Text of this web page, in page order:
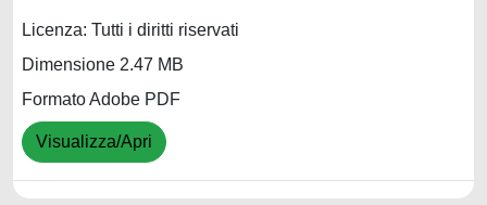
Licenza: Tutti i diritti riservati
Dimensione 2.47 MB
Formato Adobe PDF
Visualizza/Apri